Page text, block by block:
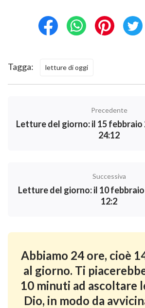
Tagga: letture di oggi
Precedente
Letture del giorno: il 15
24:12
Successiva
Letture del giorno: il 10 febbraio
12:2
Abbiamo 24 ore, cioè
al giorno. Ti
10 minuti ad ascoltare
Dio, in modo da